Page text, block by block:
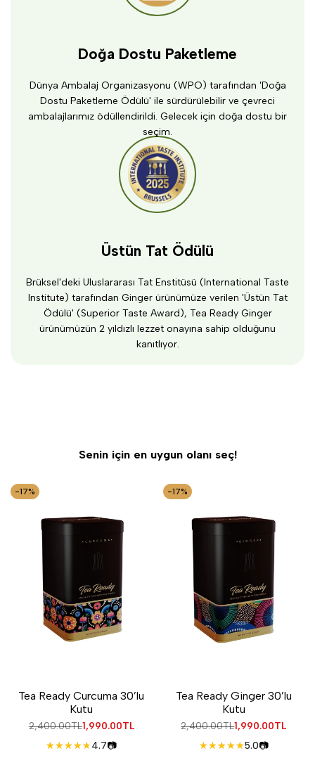
Doğa Dostu Paketleme
Dünya Ambalaj Organizasyonu (WPO) tarafından 'Doğa
Dostu Paketleme Ödülü' ile sürdürülebilir ve çevreci
ambalajlarımız ödüllendirildi. Gelecek için doğa dostu bir
seçim.
Üstün Tat Ödülü
Brüksel'deki Uluslararası Tat Enstitüsü (International Taste
Institute) tarafından Ginger ürünümüze verilen 'Üstün Tat
Ödülü' (Superior Taste Award), Tea Ready Ginger
ürünümüzün 2 yıldızlı lezzet onayına sahip olduğunu
kanıtlıyor.
Senin için en uygun olanı seç!
-17%
Tea Ready Curcuma 30’lu
Kutu
Normal
2,400.00TLİndirimli
1,990.00TL
4.7📷
-17%
Tea Ready Ginger 30’lu
Kutu
Normal
2,400.00TLİndirimli
1,990.00TL
5.0📷